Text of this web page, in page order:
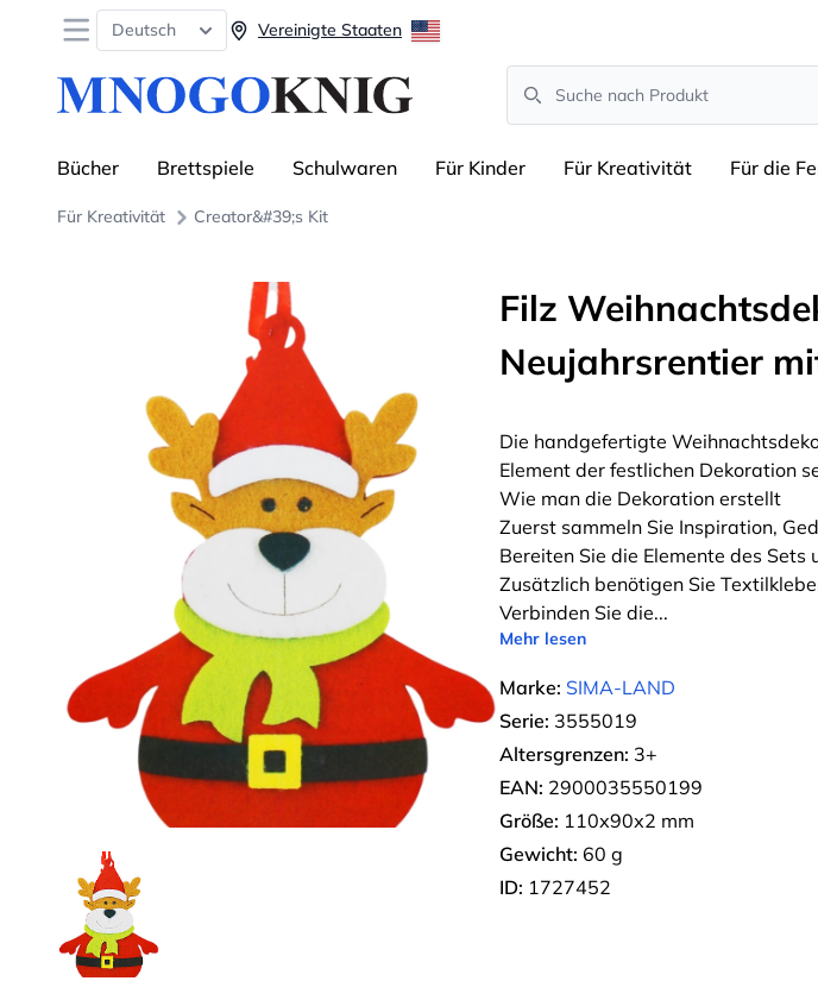
Open menu
Deutsch Vereinigte Staaten
Search
Bücher Brettspiele Schulwaren Für Kinder Für Kreativität Für die
Für Kreativität Creator&#39;s Kit
Filz
Neujahrsrentier
Die handgefertigte
Element der festlichen Dekoration
Wie man die Dekoration erstellt
Zuerst sammeln Sie Inspiration,
Bereiten Sie die Elemente des Sets
Zusätzlich benötigen Sie
Verbinden Sie die...
Mehr lesen
Marke: SIMA-LAND
Serie: 3555019
Altersgrenzen: 3+
EAN: 2900035550199
Größe: 110х90х2 mm
Gewicht: 60 g
ID: 1727452